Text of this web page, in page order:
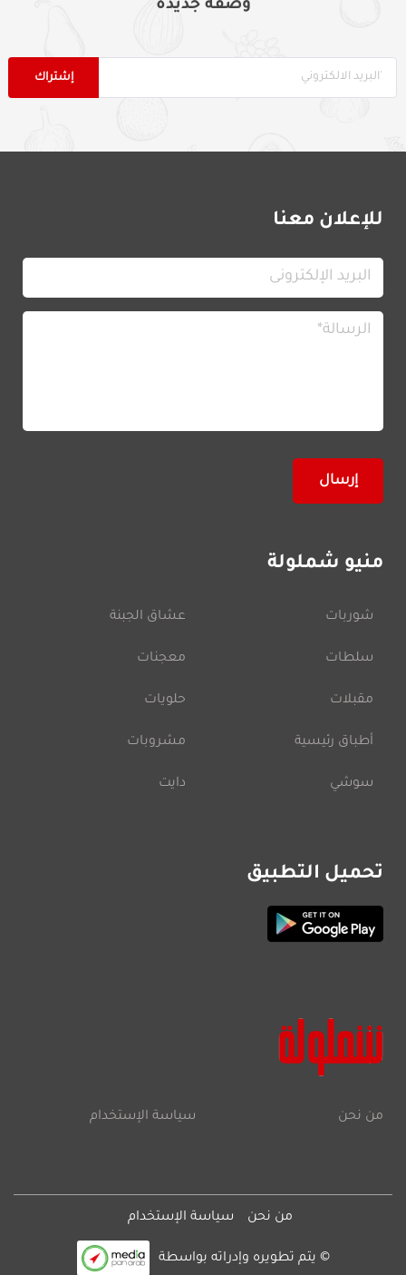
وصفة جديدة
للإعلان معنا
منيو شملولة
شوربات
سلطات
مقبلات
أطباق رئيسية
سوشي
عشاق الجبنة
معجنات
حلويات
مشروبات
دايت
تحميل التطبيق
من نحن سياسة الإستخدام
من نحن سياسة الإستخدام
© يتم تطويره وإدراته بواسطة